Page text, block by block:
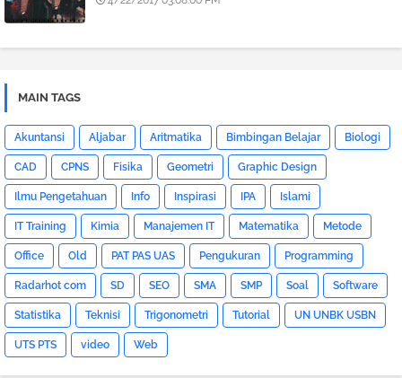
MAIN TAGS
Akuntansi Aljabar Aritmatika Bimbingan Belajar Biologi
CAD CPNS Fisika Geometri Graphic Design
Ilmu Pengetahuan Info Inspirasi IPA Islami
IT Training Kimia Manajemen IT Matematika Metode
Office Old PAT PAS UAS Pengukuran Programming
Radarhot com SD SEO SMA SMP Soal Software
Statistika Teknisi Trigonometri Tutorial UN UNBK USBN
UTS PTS video Web